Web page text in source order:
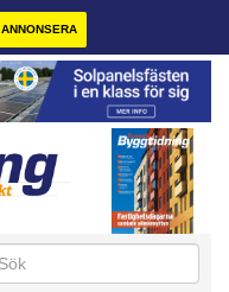
ANNONSERA